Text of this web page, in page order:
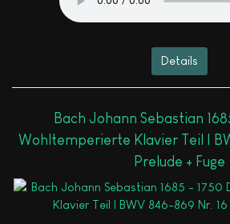
Details
Bach Johann Sebastian
Wohltemperierte Klavier Teil I
Prelude + Fuge